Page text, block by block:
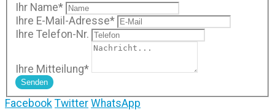
Ihr Name*
Ihre E-Mail-Adresse*
Ihre Telefon-Nr.
Ihre Mitteilung*
Senden
Facebook Twitter WhatsApp